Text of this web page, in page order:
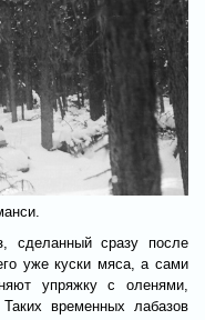
сделанный сразу после
уже куски мяса, а сами
упряжку с оленями,
временных лабазов